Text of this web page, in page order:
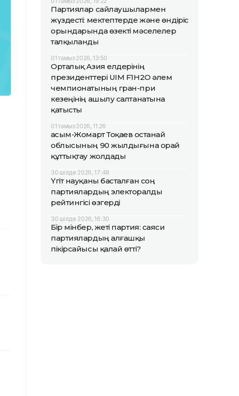
Партиялар сайлаушылармен
жүздесті: мектептерде және өндіріс
орындарында өзекті мәселелер
талқыланды
01 тамыз 2026, 13:50
Орталық Азия елдерінің
президенттері UIM F1H2O әлем
чемпионатының гран-при
кезеңінің ашылу салтанатына
қатысты
01 тамыз 2026, 11:26
Қасым-Жомарт Тоқаев Қостанай
облысының 90 жылдығына орай
құттықтау жолдады
30 шілде 2026, 17:48
Үгіт науқаны басталған соң
партиялардың электоралды
рейтингісі өзгерді
30 шілде 2026, 16:30
Бір мінбер, жеті партия: саяси
партиялардың алғашқы
пікірсайысы қалай өтті?